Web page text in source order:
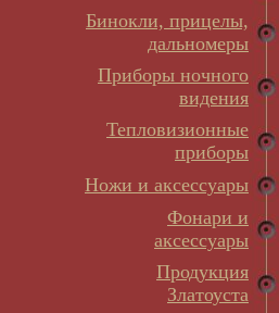
Бинокли, прицелы,
дальномеры
Приборы ночного
видения
Тепловизионные
приборы
Ножи и аксессуары
Фонари и
аксессуары
Продукция
Златоуста